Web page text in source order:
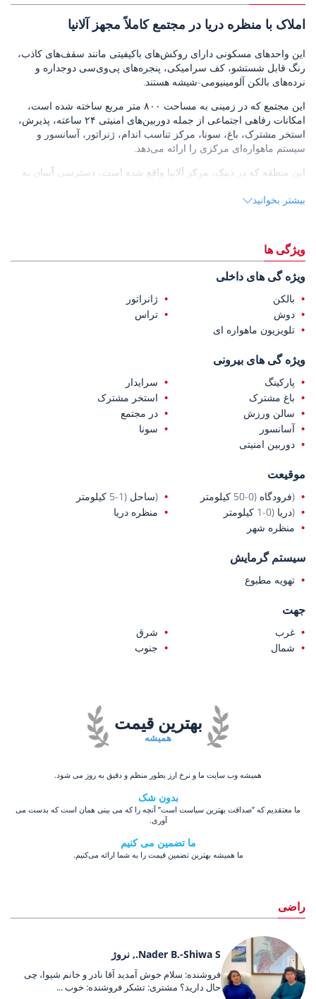
املاک با منظره دریا در مجتمع کاملاً مجهز آلانیا
این واحدهای مسکونی دارای روکش‌های باکیفیتی مانند سقف‌های کاذب،
رنگ قابل شستشو، کف سرامیکی، پنجره‌های پی‌وی‌سی دوجداره و
نرده‌های بالکن آلومینیومی-شیشه هستند.
این مجتمع که در زمینی به مساحت ۸۰۰ متر مربع ساخته شده است،
امکانات رفاهی اجتماعی از جمله دوربین‌های امنیتی ۲۴ ساعته، پذیرش،
استخر مشترک، باغ، سونا، مرکز تناسب اندام، ژنراتور، آسانسور و
سیستم ماهواره‌ای مرکزی را ارائه می‌دهد.
این منطقه که در دینک، مرکز آلانیا واقع شده است، دسترسی آسان به
فراهم می‌کند. از هر نقطه از مرکز شهر، حدود ده دقیقه پیاده تا دریا
پاشا فاصله دارد.
بیشتر بخوانید
ویژگی ها
ویژه گی های داخلی
بالکن
ژانراتور
دوش
تراس
تلویزیون ماهواره ای
ویژه گی های بیرونی
پارکینگ
سرایدار
باغ مشترک
استخر مشترک
سالن ورزش
در مجتمع
آسانسور
سونا
دوربین امنیتی
موقیعت
(فرودگاه (0-50 کیلومتر
(ساحل (1-5 کیلومتر
(دریا (0-1 کیلومتر
منظره دریا
منظره شهر
سیستم گرمایش
تهویه مطبوع
جهت
غرب
شرق
شمال
جنوب
همیشه
بهترین قیمت
همیشه وب سایت ما و نرخ ارز بطور منظم و دقیق به روز می شود.
بدون شک
ما معتقدیم که ”صداقت بهترین سیاست است” آنچه را که می بینی همان است که بدست می
آوری.
ما تضمین می کنیم
ما همیشه بهترین تضمین قیمت را به شما ارائه می‌کنیم.
راضی
Nader B.-Shiwa S., نروژ
فروشنده: سلام خوش آمدید آقا نادر و خانم شیوا، چی
حال دارید؟ مشتری: تشکر فروشنده: خوب ...